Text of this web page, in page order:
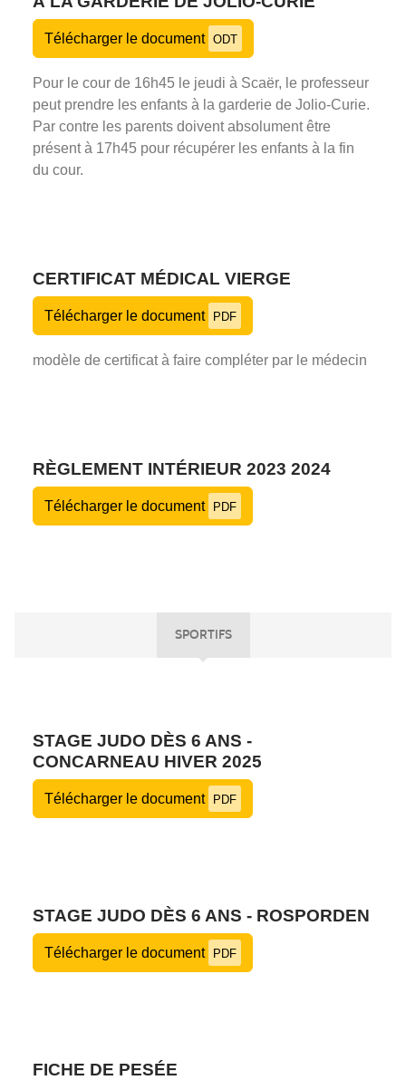
Télécharger le document ODT
Pour le cour de 16h45 le jeudi à Scaër, le professeur
peut prendre les enfants à la garderie de Jolio-Curie.
Par contre les parents doivent absolument être
présent à 17h45 pour récupérer les enfants à la fin
du cour.
CERTIFICAT MÉDICAL VIERGE
Télécharger le document PDF
modèle de certificat à faire compléter par le médecin
RÈGLEMENT INTÉRIEUR 2023 2024
Télécharger le document PDF
SPORTIFS
STAGE JUDO DÈS 6 ANS -
CONCARNEAU HIVER 2025
Télécharger le document PDF
STAGE JUDO DÈS 6 ANS - ROSPORDEN
Télécharger le document PDF
FICHE DE PESÉE